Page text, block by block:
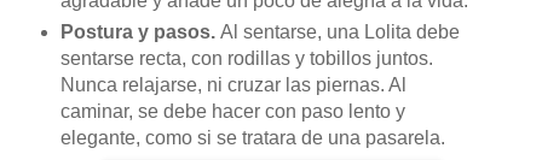
Postura y pasos. Al sentarse, una Lolita debe
sentarse recta, con rodillas y tobillos juntos.
Nunca relajarse, ni cruzar las piernas. Al
caminar, se debe hacer con paso lento y
elegante, como si se tratara de una pasarela.